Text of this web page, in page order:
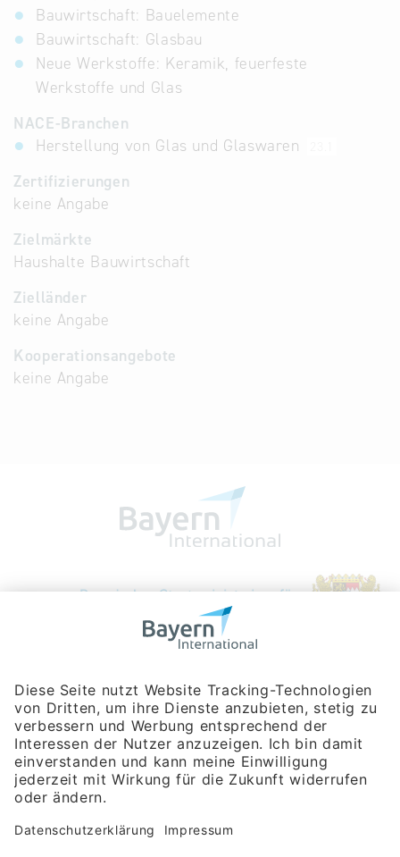
Bauwirtschaft: Bauelemente
Bauwirtschaft: Glasbau
Neue Werkstoffe: Keramik, feuerfeste
Werkstoffe und Glas
NACE-Branchen
Herstellung von Glas und Glaswaren
Zertifizierungen
keine Angabe
Zielmärkte
Haushalte Bauwirtschaft
Zielländer
keine Angabe
Kooperationsangebote
keine Angabe
Bayerische Gesellschaft für Internationale
Rosenheimer Str. 143C
81671 München
Tel:+49 180 5949260
(Festnetz 14 ct/min, Mobil max. 42 ct/min)
Hotline
Datenschutzerklärung